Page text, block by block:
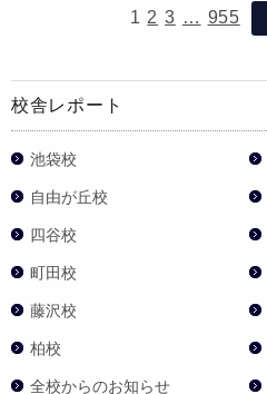
1 2 3 … 955
校舎レポート
池袋校
自由が丘校
四谷校
町田校
藤沢校
柏校
全校からのお知らせ